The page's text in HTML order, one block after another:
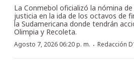
La Conmebol oficializó la nómina
justicia en la ida de los octavos de
la Sudamericana donde tendrán
Olimpia y Recoleta.
Agosto 7, 2026 06:20 p. m. · Redacción